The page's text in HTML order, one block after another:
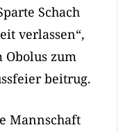
Schach
verlassen“,
zum
beitrug.
Mannschaft